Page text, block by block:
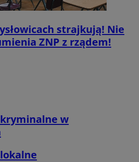
strajkują! Nie
ZNP z rządem!
w